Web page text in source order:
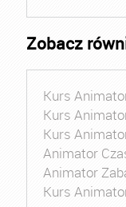
Zobacz
Kurs
Kurs
Kurs
Animator
Animator
Kurs